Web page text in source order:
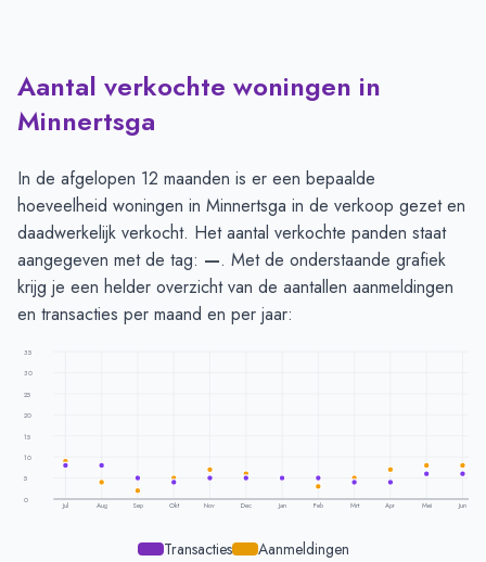
Aantal verkochte woningen in
Minnertsga
In de afgelopen 12 maanden is er een bepaalde
hoeveelheid woningen in Minnertsga in de verkoop gezet en
daadwerkelijk verkocht. Het aantal verkochte panden staat
aangegeven met de tag: —. Met de onderstaande grafiek
krijg je een helder overzicht van de aantallen aanmeldingen
en transacties per maand en per jaar:
35
30
25
20
15
10
5
0
Jul Aug Sep Okt Nov Dec Jan Feb Mrt Apr Mei Jun
Transacties Aanmeldingen